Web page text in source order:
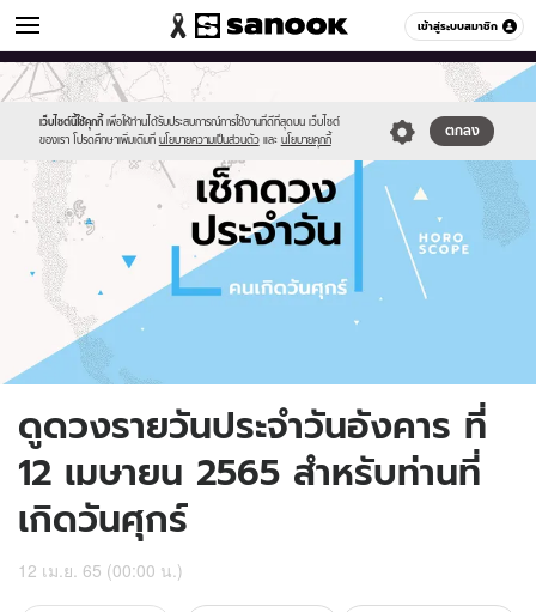
เข้าสู่ระบบสมาชิก
ดูดวง หมวดอื่นๆ
เว็บไซต์นี้ใช้คุกกี้ เพื่อให้ท่านได้รับประสบการณ์การใช้งานที่ดีที่สุดบน เว็บไซต์
ของเรา โปรดศึกษาเพิ่มเติมที่ นโยบายความเป็นส่วนตัว และ นโยบายคุกกี้
ตกลง
Sanook
//s.isanook.com/sr/0/images/logo-
new-
sanook.png
600
60
//s.isanook.com/ho/0/ud/fxd/day/daily-
horoscope-
friday.jpg
ดูดวงรายวันประจำวันอังคาร ที่
12 เมษายน 2565 สำหรับท่านที่
เกิดวันศุกร์
12 เม.ย. 65 (00:00 น.)